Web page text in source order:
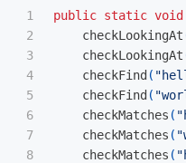
1
2
3
4
5
6
7
8
public static void
checkLookingAt
checkLookingAt
checkFind (
checkFind (
checkMatches (
checkMatches (
checkMatches (